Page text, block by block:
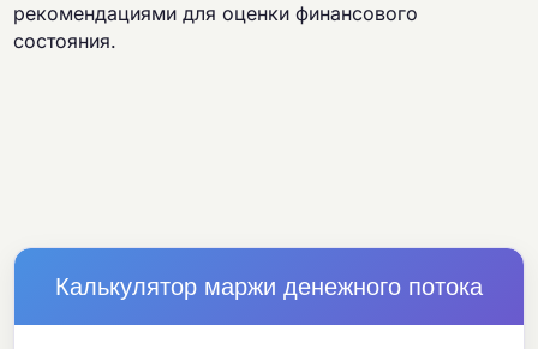
рекомендациями для оценки финансового
состояния.
Калькулятор маржи денежного потока